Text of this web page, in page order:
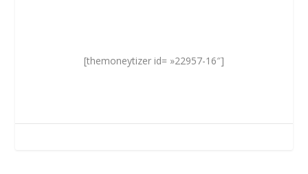
[themoneytizer id= »22957-16″]